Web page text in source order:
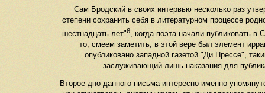
Сам Бродский в своих интервью несколько раз
степени сохранить себя в литературном процессе
шестнадцать лет"6, когда поэта начали публиковать
то, смеем заметить, в этой вере был элемент
опубликовано западной газетой "Ди Прессе",
заслуживающий лишь наказания для
Второе дно данного письма интересно именно